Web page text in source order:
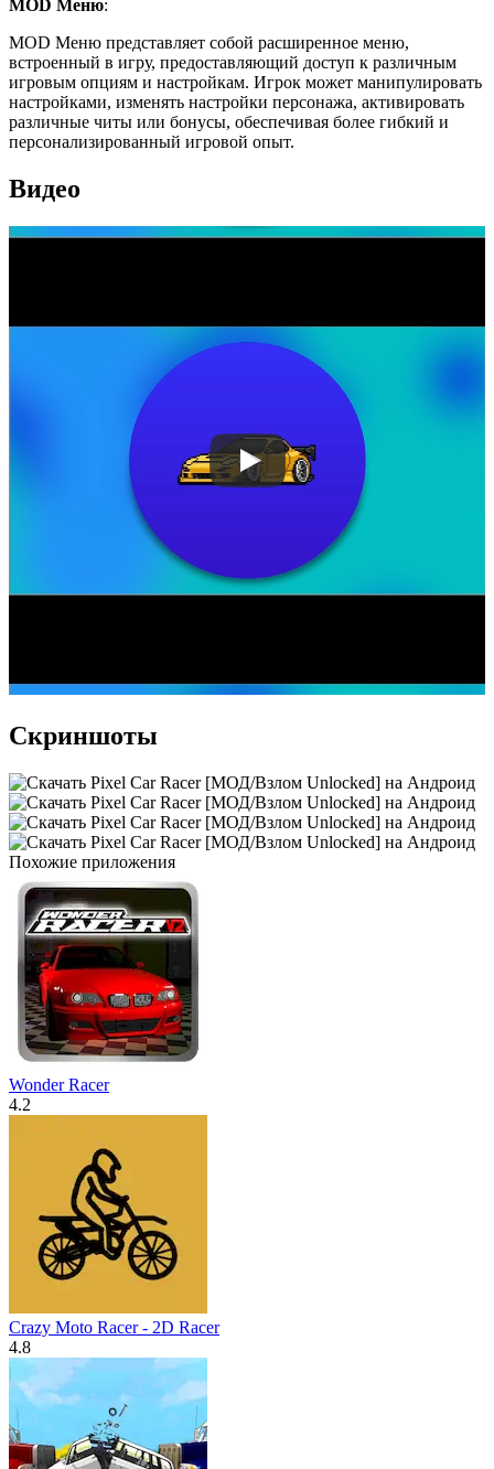
MOD Меню:
MOD Меню представляет собой расширенное меню,
встроенный в игру, предоставляющий доступ к различным
игровым опциям и настройкам. Игрок может манипулировать
настройками, изменять настройки персонажа, активировать
различные читы или бонусы, обеспечивая более гибкий и
персонализированный игровой опыт.
Видео
Скриншоты
Похожие приложения
Wonder Racer
4.2
Crazy Moto Racer - 2D Racer
4.8